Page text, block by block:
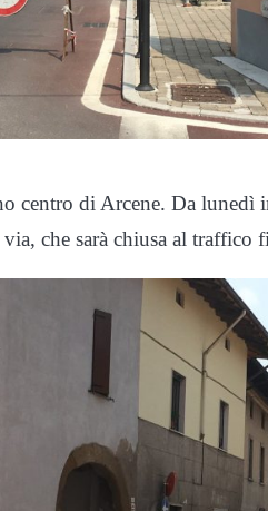
centro di Arcene. Da lunedì
che sarà chiusa al